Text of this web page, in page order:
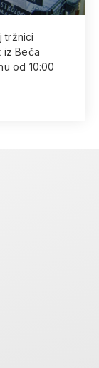
tržnici
iz Beča
od 10:00